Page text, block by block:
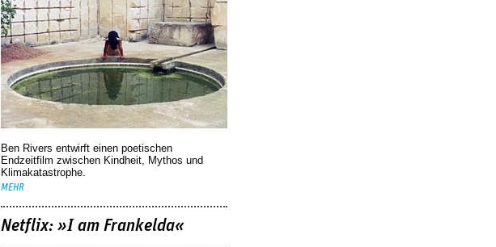
Ben Rivers entwirft einen poetischen
Endzeitfilm zwischen Kindheit, Mythos und
Klimakatastrophe.
MEHR
Netflix: »I am Frankelda«